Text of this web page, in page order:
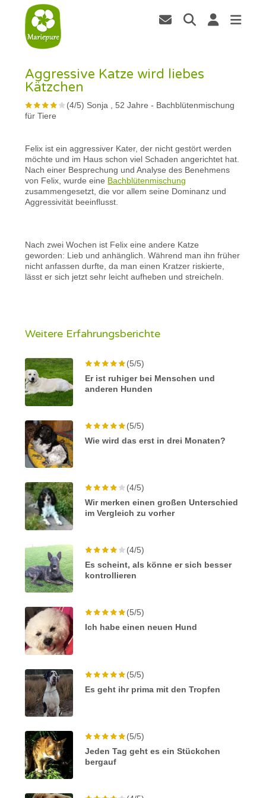
Aggressive Katze wird liebes
Kätzchen
(4/5) Sonja , 52 Jahre - Bachblütenmischung
für Tiere
Felix ist ein aggressiver Kater, der nicht gestört werden
möchte und im Haus schon viel Schaden angerichtet hat.
Nach einer Besprechung und Analyse des Benehmens
von Felix, wurde eine Bachblütenmischung
zusammengesetzt, die vor allem seine Dominanz und
Aggressivität beeinflusst.
Nach zwei Wochen ist Felix eine andere Katze
geworden: Lieb und anhänglich. Während man ihn früher
nicht anfassen durfte, da man einen Kratzer riskierte,
lässt er sich jetzt sehr leicht aufheben und streicheln.
Weitere Erfahrungsberichte
(5/5)
Er ist ruhiger bei Menschen und
anderen Hunden
(5/5)
Wie wird das erst in drei Monaten?
(4/5)
Wir merken einen großen Unterschied
im Vergleich zu vorher
(4/5)
Es scheint, als könne er sich besser
kontrollieren
(5/5)
Ich habe einen neuen Hund
(5/5)
Es geht ihr prima mit den Tropfen
(5/5)
Jeden Tag geht es ein Stückchen
bergauf